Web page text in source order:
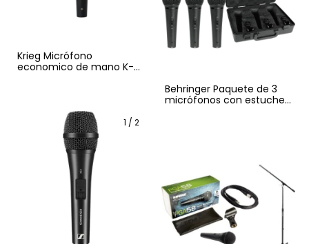
Krieg Micrófono
economico de mano K-
Behringer Paquete de 3
micrófonos con estuche
1 / 2